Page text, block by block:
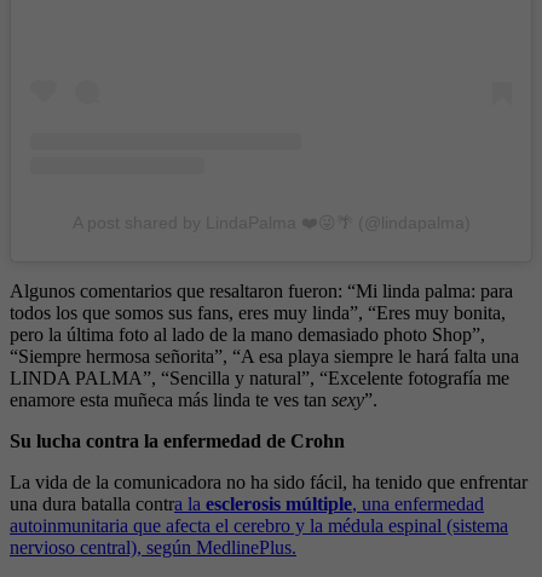
Algunos comentarios que resaltaron fueron: “Mi linda palma: para
todos los que somos sus fans, eres muy linda”, “Eres muy bonita,
pero la última foto al lado de la mano demasiado photo Shop”,
“Siempre hermosa señorita”, “A esa playa siempre le hará falta una
LINDA PALMA”, “Sencilla y natural”, “Excelente fotografía me
enamore esta muñeca más linda te ves tan sexy”.
Su lucha contra la enfermedad de Crohn
La vida de la comunicadora no ha sido fácil, ha tenido que enfrentar
una dura batalla contra la esclerosis múltiple, una enfermedad
autoinmunitaria que afecta el cerebro y la médula espinal (sistema
nervioso central), según MedlinePlus.